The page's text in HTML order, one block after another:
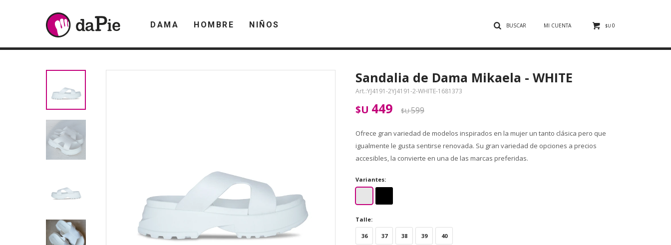
DAMA HOMBRE NIÑOS $U 0
Sandalia de Dama Mikaela - WHITE
YJ4191-2YJ4191-2-WHITE-1681373
$U 449 $U599
Ofrece gran variedad de modelos inspirados en la mujer un tanto clásica pero que
igualmente le gusta sentirse renovada. Su gran variedad de opciones a precios
accesibles, la convierte en una de las marcas preferidas.
Variantes:
Talle:
36 37 38 39 40